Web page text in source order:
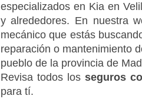
especializados en Kia en
y alrededores. En nuestra
mecánico que estás
reparación o mantenimiento
pueblo de la provincia de
Revisa todos los seguros
para tí.